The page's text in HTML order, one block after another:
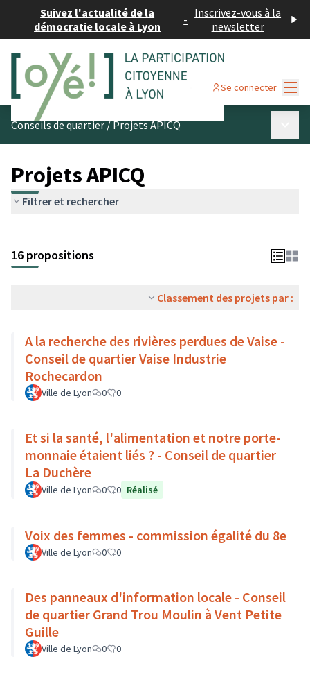
Suivez l'actualité de la
démocratie locale à Lyon
- Inscrivez-vous à la
newsletter
Se connecter
Conseils de quartier/Projets APICQ
Projets APICQ
Filtrer et rechercher
16 propositions
Classement des projets par :
A la recherche des rivières perdues de Vaise -
Conseil de quartier Vaise Industrie
Rochecardon
Ville de Lyon 0 0
Et si la santé, l'alimentation et notre porte-
monnaie étaient liés ? - Conseil de quartier
La Duchère
Ville de Lyon 0 0 Réalisé
Voix des femmes - commission égalité du 8e
Ville de Lyon 0 0
Des panneaux d'information locale - Conseil
de quartier Grand Trou Moulin à Vent Petite
Guille
Ville de Lyon 0 0